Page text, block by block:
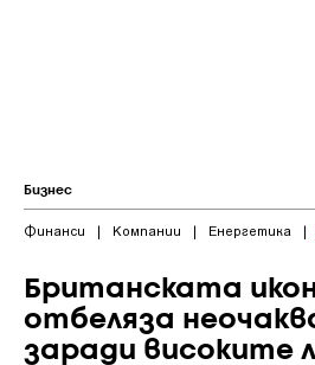
Бизнес
Финанси | Компании | Енергетика |
Британската
отбеляза
заради високите